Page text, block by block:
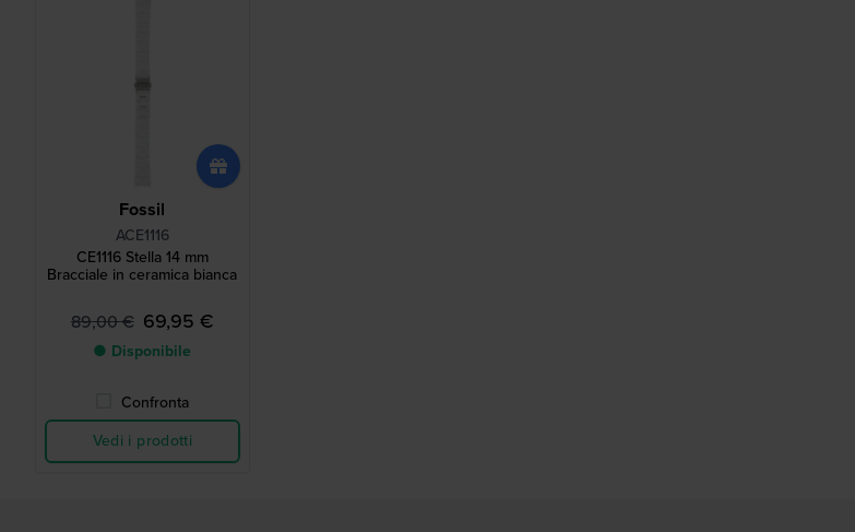
Fossil
ACE1116
CE1116 Stella 14 mm
Bracciale in ceramica bianca
89,00 € 69,95 €
● Disponibile
Confronta
Vedi i prodotti